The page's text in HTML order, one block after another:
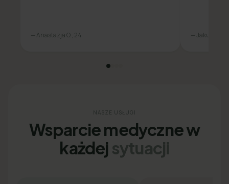
— Anastazja O., 24 — Jakub L., 31
NASZE USŁUGI
Wsparcie medyczne w
każdej sytuacji